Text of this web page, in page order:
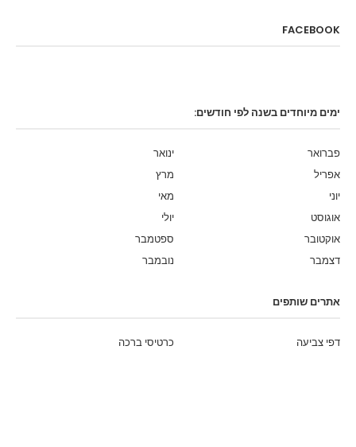
FACEBOOK
ימים מיוחדים בשנה לפי חודשים:
ינואר
פברואר
מרץ
אפריל
מאי
יוני
יולי
אוגוסט
ספטמבר
אוקטובר
נובמבר
דצמבר
אתרים שותפים
כרטיסי ברכה דפי צביעה